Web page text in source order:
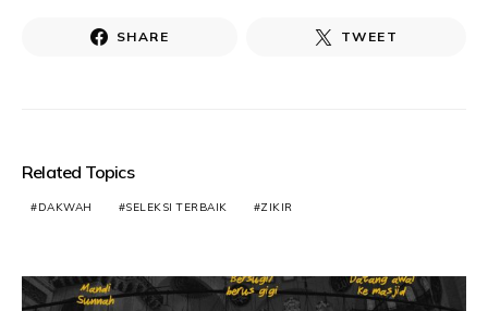
SHARE TWEET
Related Topics
DAKWAH SELEKSI TERBAIK ZIKIR